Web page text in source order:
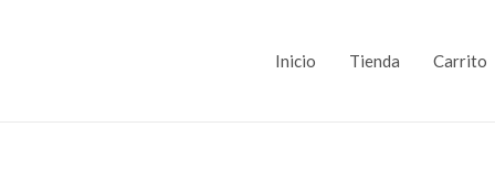
Inicio Tienda Carrito